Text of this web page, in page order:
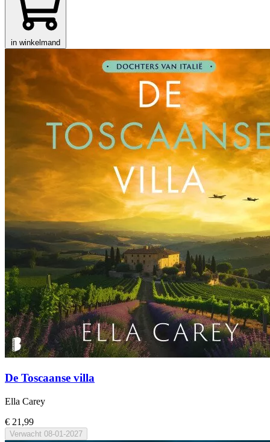
in winkelmand
De Toscaanse villa
Ella Carey
€ 21,99
Verwacht 08-01-2027